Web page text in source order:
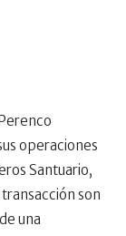
operaciones
Santuario,
son
una